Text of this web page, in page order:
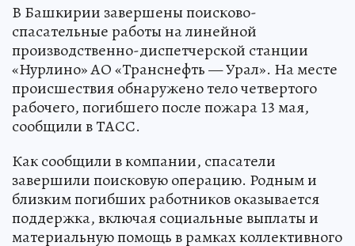
В Башкирии завершены поисково-
спасательные работы на линейной
производственно-диспетчерской станции
«Нурлино» АО «Транснефть — Урал». На месте
происшествия обнаружено тело четвертого
рабочего, погибшего после пожара 13 мая,
сообщили в ТАСС.
Как сообщили в компании, спасатели
завершили поисковую операцию. Родным и
близким погибших работников оказывается
поддержка, включая социальные выплаты и
материальную помощь в рамках коллективного